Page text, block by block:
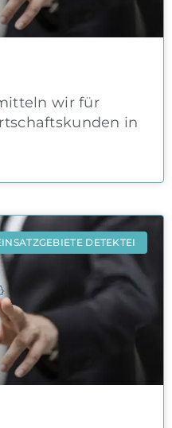
wir für
in
DETEKTEI